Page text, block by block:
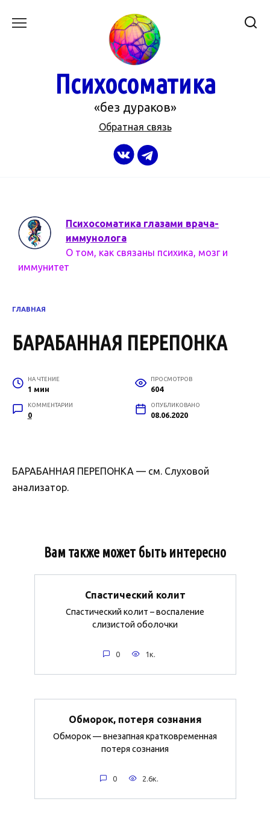
Психосоматика
«без дураков»
Обратная связь
Психосоматика глазами врача-
иммунолога
О том, как связаны психика, мозг и
иммунитет
ГЛАВНАЯ
БАРАБАННАЯ ПЕРЕПОНКА
НА ЧТЕНИЕ
1 мин
ПРОСМОТРОВ
604
КОММЕНТАРИИ
0
ОПУБЛИКОВАНО
08.06.2020
БАРАБАННАЯ ПЕРЕПОНКА — см. Слуховой
анализатор.
Вам также может быть интересно
Спастический колит
Спастический колит – воспаление
слизистой оболочки
0 1к.
Обморок, потеря сознания
Обморок — внезапная кратковременная
потеря сознания
0 2.6к.